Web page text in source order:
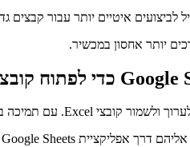
איטיים יותר עבור קבצים
יותר אחסון במכשיר.